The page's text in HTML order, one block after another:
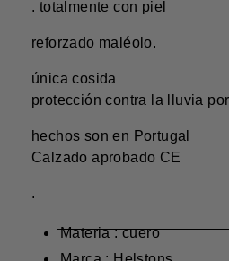
. totalmente con piel
reforzado maléolo.
única cosida
protección contra la lluvia
hechos son en Portugal
Calzado aprobado CE
.
Materia : cuero